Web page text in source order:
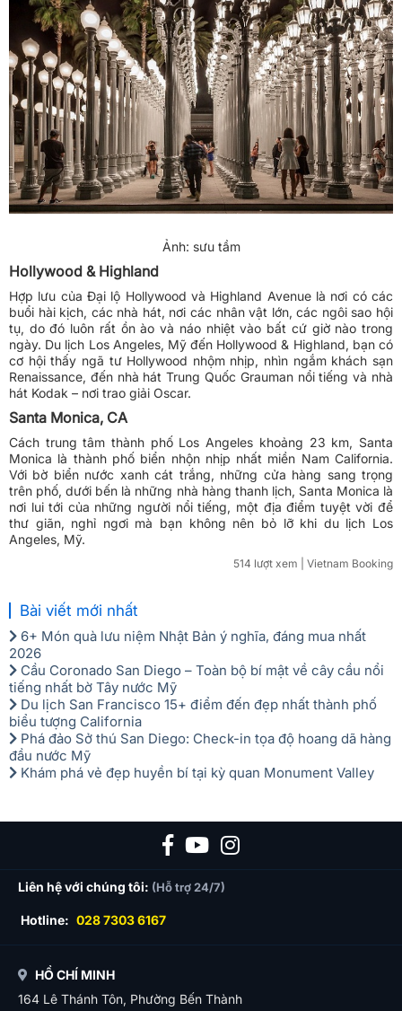
Ảnh: sưu tầm
Hollywood & Highland
Hợp lưu của Đại lộ Hollywood và Highland Avenue là nơi có các
buổi hài kịch, các nhà hát, nơi các nhân vật lớn, các ngôi sao hội
tụ, do đó luôn rất ồn ào và náo nhiệt vào bất cứ giờ nào trong
ngày. Du lịch Los Angeles, Mỹ đến Hollywood & Highland, bạn có
cơ hội thấy ngã tư Hollywood nhộm nhịp, nhìn ngắm khách sạn
Renaissance, đến nhà hát Trung Quốc Grauman nổi tiếng và nhà
hát Kodak – nơi trao giải Oscar.
Santa Monica, CA
Cách trung tâm thành phố Los Angeles khoảng 23 km, Santa
Monica là thành phố biển nhộn nhịp nhất miền Nam California.
Với bờ biển nước xanh cát trắng, những cửa hàng sang trọng
trên phố, dưới bến là những nhà hàng thanh lịch, Santa Monica là
nơi lui tới của những người nổi tiếng, một địa điểm tuyệt vời để
thư giãn, nghỉ ngơi mà bạn không nên bỏ lỡ khi du lịch Los
Angeles, Mỹ.
514 lượt xem | Vietnam Booking
Bài viết mới nhất
6+ Món quà lưu niệm Nhật Bản ý nghĩa, đáng mua nhất
2026
Cầu Coronado San Diego – Toàn bộ bí mật về cây cầu nổi
tiếng nhất bờ Tây nước Mỹ
Du lịch San Francisco 15+ điểm đến đẹp nhất thành phố
biểu tượng California
Phá đảo Sở thú San Diego: Check-in tọa độ hoang dã hàng
đầu nước Mỹ
Khám phá vẻ đẹp huyền bí tại kỳ quan Monument Valley
Liên hệ với chúng tôi: (Hỗ trợ 24/7)
Hotline: 028 7303 6167
HỒ CHÍ MINH
164 Lê Thánh Tôn, Phường Bến Thành